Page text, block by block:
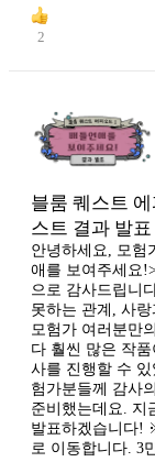
2
블룸 퀘스트
스트 결과 발표
안녕하세요, 모험
애를 보여주세요
으로 감사드립니
못하는 관계, 사
모험가 여러분만
다 훨씬 많은 작
사를 진행할 수
험가분들께 감사
준비했는데요. 지
발표하겠습니다!
로 이동합니다. 3